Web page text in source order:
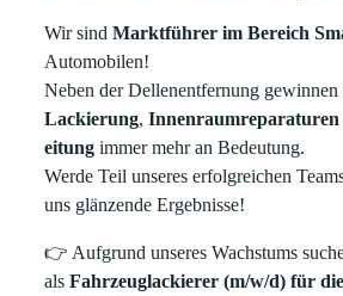
Wir sindMarktführer im Bereich
Automobilen!
Neben der Dellenentfernung
Lackierung,Innenraumreparaturen
eitung immer mehr an Bedeutung.
Werde Teil unseres erfolgreichen
uns glänzende Ergebnisse!
👉 Aufgrund unseres Wachstums
alsFahrzeuglackierer (m/w/d) für die